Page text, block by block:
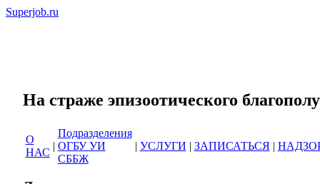
Superjob.ru
На страже
О
НАС
|
Подразделения
ОГБУ УИ
СББЖ
| УСЛУГИ | ЗАПИСАТЬСЯ |